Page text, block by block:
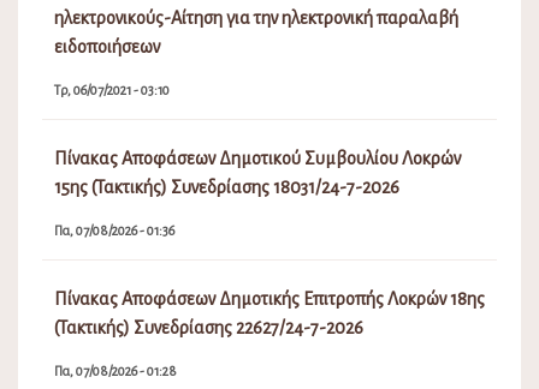
ηλεκτρονικούς-Αίτηση για την ηλεκτρονική παραλαβή
ειδοποιήσεων
Τρ, 06/07/2021 - 03:10
Πίνακας Αποφάσεων Δημοτικού Συμβουλίου Λοκρών
15ης (Τακτικής) Συνεδρίασης 18031/24-7-2026
Πα, 07/08/2026 - 01:36
Πίνακας Αποφάσεων Δημοτικής Επιτροπής Λοκρών 18ης
(Τακτικής) Συνεδρίασης 22627/24-7-2026
Πα, 07/08/2026 - 01:28